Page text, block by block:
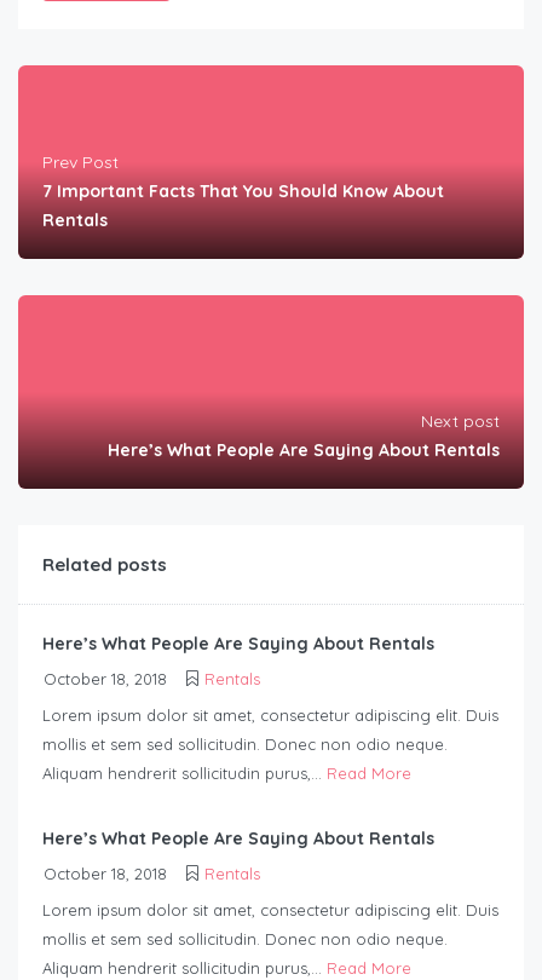
Prev Post
7 Important Facts That You Should Know About
Rentals
Next post
Here’s What People Are Saying About Rentals
Related posts
Here’s What People Are Saying About Rentals
October 18, 2018
Rentals
Lorem ipsum dolor sit amet, consectetur adipiscing elit. Duis
mollis et sem sed sollicitudin. Donec non odio neque.
Aliquam hendrerit sollicitudin purus,... Read More
Here’s What People Are Saying About Rentals
October 18, 2018
Rentals
Lorem ipsum dolor sit amet, consectetur adipiscing elit. Duis
mollis et sem sed sollicitudin. Donec non odio neque.
Aliquam hendrerit sollicitudin purus,... Read More